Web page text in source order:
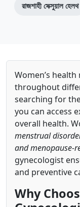
রাজশাহী সেক্সুয়াল হেলথ
Women’s
throughout
searching for
you can access
overall health.
menstrual
and menopause-
gynecologist
and preventive
Why